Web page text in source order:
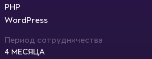
PHP
WordPress
Период сотрудничества
4 МЕСЯЦА